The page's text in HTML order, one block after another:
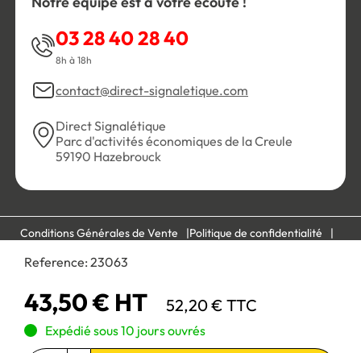
Reference: 23063
43,50 € HT 52,20 € TTC
Expédié sous 10 jours ouvrés
03 28 40 28 40
8h à 18h
contact@direct-signaletique.com
Direct Signalétique
Parc d'activités économiques de la Creule
59190 Hazebrouck
Conditions Générales de Vente
Politique de confidentialité
Mentions légales
Paiement 100% sécurisé :